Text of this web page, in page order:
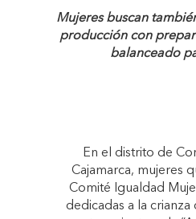
Mujeres buscan
producción con
balanceado
En el distrito de
Cajamarca, mujeres
Comité Igualdad
dedicadas a la